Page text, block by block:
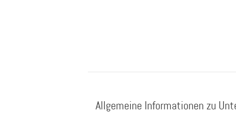
Allgemeine Informationen zu